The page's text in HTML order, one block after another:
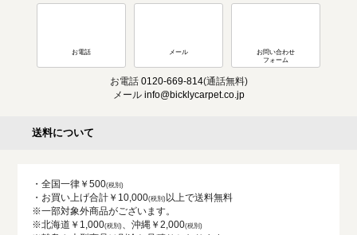
お電話 メール
お問い合わせ
フォーム
お電話 0120-669-814(通話無料)
メール info@bicklycarpet.co.jp
送料について
・全国一律￥500
・お買い上げ合計￥10,000
以上で送料無料
※一部対象外商品がございます。
※北海道￥1,000
、沖縄￥2,000